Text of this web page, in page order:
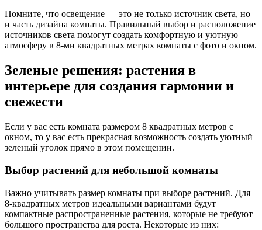
Помните, что освещение — это не только источник света, но
и часть дизайна комнаты. Правильный выбор и расположение
источников света помогут создать комфортную и уютную
атмосферу в 8-ми квадратных метрах комнаты с фото и окном.
Зеленые решения: растения в
интерьере для создания гармонии и
свежести
Если у вас есть комната размером 8 квадратных метров с
окном, то у вас есть прекрасная возможность создать уютный
зеленый уголок прямо в этом помещении.
Выбор растений для небольшой комнаты
Важно учитывать размер комнаты при выборе растений. Для
8-квадратных метров идеальными вариантами будут
компактные распространенные растения, которые не требуют
большого пространства для роста. Некоторые из них: